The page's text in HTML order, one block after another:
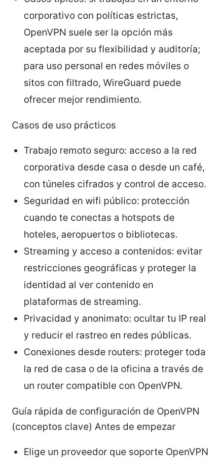
corporativo con políticas estrictas,
OpenVPN suele ser la opción más
aceptada por su flexibilidad y auditoría;
para uso personal en redes móviles o
sitos con filtrado, WireGuard puede
ofrecer mejor rendimiento.
Casos de uso prácticos
Trabajo remoto seguro: acceso a la red
corporativa desde casa o desde un café,
con túneles cifrados y control de acceso.
Seguridad en wifi público: protección
cuando te conectas a hotspots de
hoteles, aeropuertos o bibliotecas.
Streaming y acceso a contenidos: evitar
restricciones geográficas y proteger la
identidad al ver contenido en
plataformas de streaming.
Privacidad y anonimato: ocultar tu IP real
y reducir el rastreo en redes públicas.
Conexiones desde routers: proteger toda
la red de casa o de la oficina a través de
un router compatible con OpenVPN.
Guía rápida de configuración de OpenVPN
(conceptos clave) Antes de empezar
Elige un proveedor que soporte OpenVPN